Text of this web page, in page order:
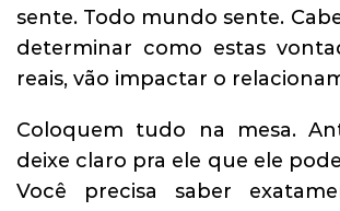
sente. Todo mundo sente.
determinar como estas
reais, vão impactar o
Coloquem tudo na mesa.
deixe claro pra ele que ele
Você precisa saber